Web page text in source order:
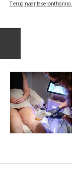
Terug naar laserontharing.